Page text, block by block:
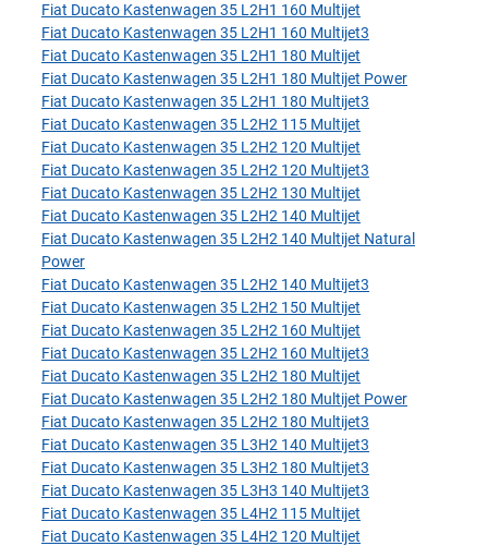
Fiat Ducato Kastenwagen 35 L2H1 160 Multijet
Fiat Ducato Kastenwagen 35 L2H1 160 Multijet3
Fiat Ducato Kastenwagen 35 L2H1 180 Multijet
Fiat Ducato Kastenwagen 35 L2H1 180 Multijet Power
Fiat Ducato Kastenwagen 35 L2H1 180 Multijet3
Fiat Ducato Kastenwagen 35 L2H2 115 Multijet
Fiat Ducato Kastenwagen 35 L2H2 120 Multijet
Fiat Ducato Kastenwagen 35 L2H2 120 Multijet3
Fiat Ducato Kastenwagen 35 L2H2 130 Multijet
Fiat Ducato Kastenwagen 35 L2H2 140 Multijet
Fiat Ducato Kastenwagen 35 L2H2 140 Multijet Natural
Power
Fiat Ducato Kastenwagen 35 L2H2 140 Multijet3
Fiat Ducato Kastenwagen 35 L2H2 150 Multijet
Fiat Ducato Kastenwagen 35 L2H2 160 Multijet
Fiat Ducato Kastenwagen 35 L2H2 160 Multijet3
Fiat Ducato Kastenwagen 35 L2H2 180 Multijet
Fiat Ducato Kastenwagen 35 L2H2 180 Multijet Power
Fiat Ducato Kastenwagen 35 L2H2 180 Multijet3
Fiat Ducato Kastenwagen 35 L3H2 140 Multijet3
Fiat Ducato Kastenwagen 35 L3H2 180 Multijet3
Fiat Ducato Kastenwagen 35 L3H3 140 Multijet3
Fiat Ducato Kastenwagen 35 L4H2 115 Multijet
Fiat Ducato Kastenwagen 35 L4H2 120 Multijet